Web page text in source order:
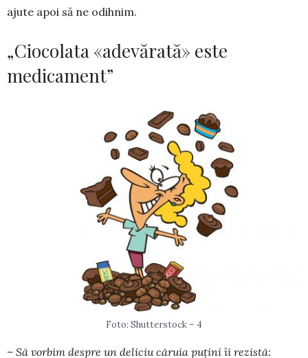
ajute apoi să ne odihnim.
„Ciocolata «adevărată» este
medicament”
Foto: Shutterstock – 4
– Să vorbim despre un deliciu căruia puțini îi rezistă: